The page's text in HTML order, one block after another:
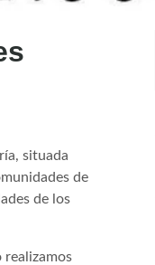
situada
de
de los
realizamos